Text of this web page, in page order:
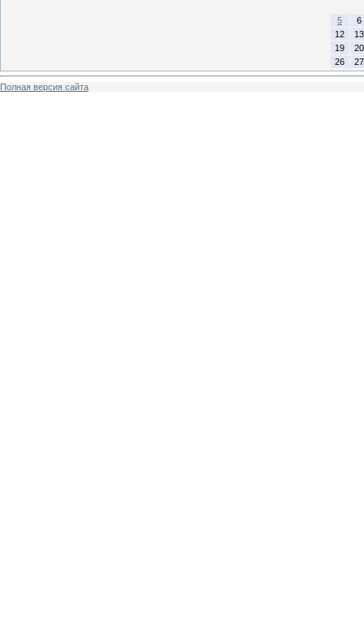
5
6
12
13
19
20
26
27
Полная версия сайта